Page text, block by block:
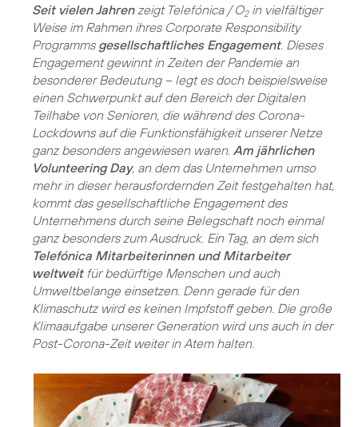
Seit vielen Jahrenzeigt Telefónica / O2in vielfältiger
Weise im Rahmen ihres Corporate Responsibility
Programms gesellschaftliches Engagement. Dieses
Engagement gewinnt in Zeiten der Pandemie an
besonderer Bedeutung – legt es doch beispielsweise
einen Schwerpunkt auf den Bereich der Digitalen
Teilhabe von Senioren, die während des Corona-
Lockdowns auf die Funktionsfähigkeit unserer Netze
ganz besonders angewiesen waren. Am jährlichen
Volunteering Day, an dem das Unternehmen umso
mehr in dieser herausfordernden Zeit festgehalten hat,
kommt das gesellschaftliche Engagement des
Unternehmens durch seine Belegschaft noch einmal
ganz besonders zum Ausdruck. Ein Tag, an dem sich
Telefónica Mitarbeiterinnen und Mitarbeiter
weltweitfür bedürftige Menschen und auch
Umweltbelange einsetzen. Denn gerade für den
Klimaschutz wird es keinen Impfstoff geben. Die große
Klimaaufgabe unserer Generation wird uns auch in der
Post-Corona-Zeit weiter in Atem halten.